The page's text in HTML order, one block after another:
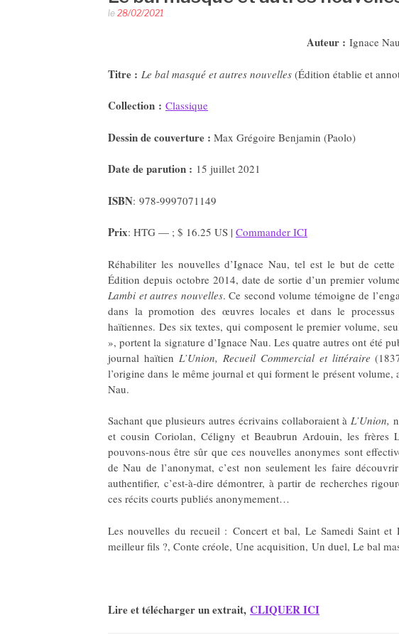
le 28/02/2021
Auteur : Ignace Nau
Titre : Le bal masqué et autres nouvelles (Édition établie et
Collection : Classique
Dessin de couverture : Max Grégoire Benjamin (Paolo)
Date de parution : 15 juillet 2021
ISBN: 978-9997071149
Prix: HTG — ; $ 16.25 US | Commander ICI
Réhabiliter les nouvelles d’Ignace Nau, tel est le but de
Édition depuis octobre 2014, date de sortie d’un premier
Lambi et autres nouvelles. Ce second volume témoigne de
dans la promotion des œuvres locales et dans le processus
haïtiennes. Des six textes, qui composent le premier volume,
», portent la signature d’Ignace Nau. Les quatre autres ont été
journal haïtien L’Union, Recueil Commercial et littéraire
l’origine dans le même journal et qui forment le présent volume,
Nau.
Sachant que plusieurs autres écrivains collaboraient à L’Union,
et cousin Coriolan, Céligny et Beaubrun Ardouin, les frères
pouvons-nous être sûr que ces nouvelles anonymes sont
de Nau de l’anonymat, c’est non seulement les faire
authentifier, c’est-à-dire démontrer, à partir de recherches
ces récits courts publiés anonymement…
Les nouvelles du recueil : Concert et bal, Le Samedi Saint et
meilleur fils ?, Conte créole, Une acquisition, Un duel, Le bal
Lire et télécharger un extrait, CLIQUER ICI